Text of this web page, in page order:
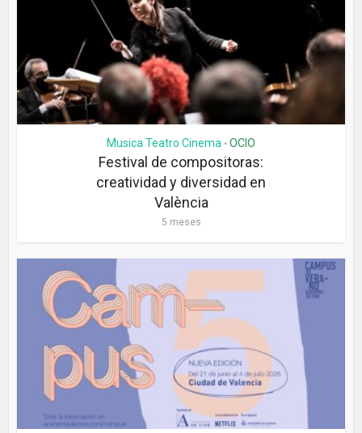
Musica Teatro Cinema • OCIO
Festival de compositoras:
creatividad y diversidad en
València
5 meses